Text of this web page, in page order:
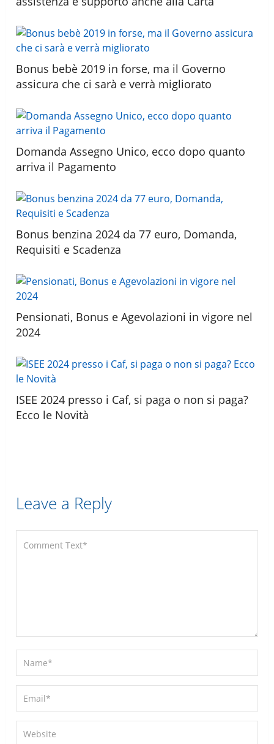
Bonus bebè 2019 in forse, ma il Governo
assicura che ci sarà e verrà migliorato
Domanda Assegno Unico, ecco dopo quanto
arriva il Pagamento
Bonus benzina 2024 da 77 euro, Domanda,
Requisiti e Scadenza
Pensionati, Bonus e Agevolazioni in vigore nel
2024
ISEE 2024 presso i Caf, si paga o non si paga?
Ecco le Novità
Leave a Reply